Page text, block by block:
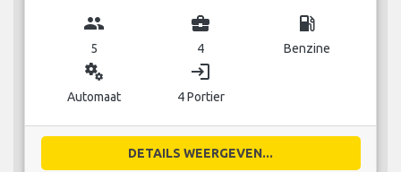
group
5
business_center
4
local_gas_station
Benzine
miscellaneous_services
Automaat
login
4 Portier
DETAILS WEERGEVEN...